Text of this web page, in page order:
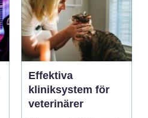
Effektiva
kliniksystem för
veterinärer